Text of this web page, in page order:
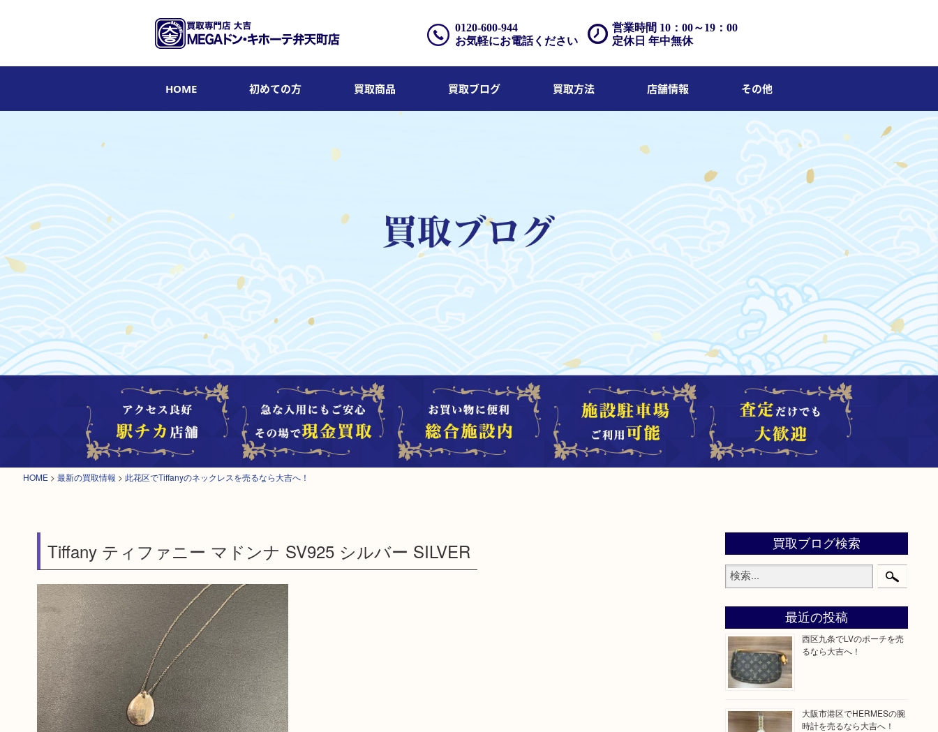
営業時間 10：00～19：00
定休日 年中無休
0120-600-944
お気軽にお電話ください
HOME 初めての方 買取商品 買取ブログ 買取方法 店舗情報 その他
HOME > 最新の買取情報 > 此花区でTiffanyのネックレスを売るなら大吉へ！
Tiffany ティファニー マドンナ SV925 シルバー SILVER 買取ブログ検索
最近の投稿
西区九条でLVのポーチを売
るなら大吉へ！
大阪市港区でHERMESの腕
時計を売るなら大吉へ！